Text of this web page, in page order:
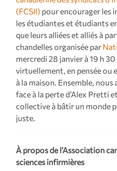
(FCSII) pour encourager les
les étudiantes et étudiants
que leurs alliées et alliés à
chandelles organisée par
mercredi 28 janvier à 19 h
virtuellement, en pensée ou
à la maison. Ensemble,
face à la perte d’Alex Pretti
collective à bâtir un monde
juste.
À propos de l’Association
sciences infirmières